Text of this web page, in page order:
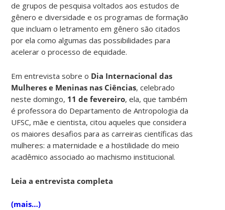
de grupos de pesquisa voltados aos estudos de
gênero e diversidade e os programas de formação
que incluam o letramento em gênero são citados
por ela como algumas das possibilidades para
acelerar o processo de equidade.
Em entrevista sobre o Dia Internacional das
Mulheres e Meninas nas Ciências, celebrado
neste domingo, 11 de fevereiro, ela, que também
é professora do Departamento de Antropologia da
UFSC, mãe e cientista, citou aqueles que considera
os maiores desafios para as carreiras científicas das
mulheres: a maternidade e a hostilidade do meio
acadêmico associado ao machismo institucional.
Leia a entrevista completa
(mais…)